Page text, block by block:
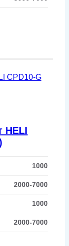
HELI
1000
2000-7000
1000
2000-7000